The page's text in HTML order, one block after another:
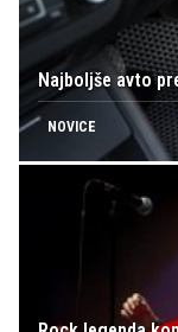
Najboljše avto
NOVICE